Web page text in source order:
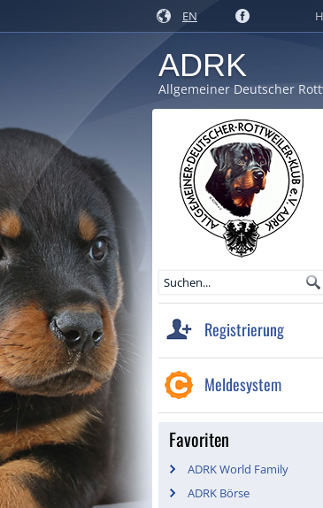
EN
ADRK
Allgemeiner Deutscher
Registrierung
Meldesystem
Favoriten
ADRK World Family
ADRK Börse